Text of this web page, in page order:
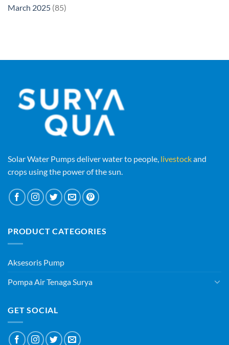
March 2025 (85)
Solar Water Pumps deliver water to people, livestockand
crops using the power of the sun.
PRODUCT CATEGORIES
Aksesoris Pump
Pompa Air Tenaga Surya
GET SOCIAL